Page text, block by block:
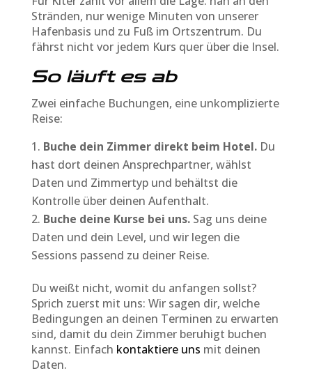
Stränden, nur wenige Minuten von unserer
Hafenbasis und zu Fuß im Ortszentrum. Du
fährst nicht vor jedem Kurs quer über die Insel.
So läuft es ab
Zwei einfache Buchungen, eine unkomplizierte
Reise:
Buche dein Zimmer direkt beim Hotel. Du
hast dort deinen Ansprechpartner, wählst
Daten und Zimmertyp und behältst die
Kontrolle über deinen Aufenthalt.
Buche deine Kurse bei uns. Sag uns deine
Daten und dein Level, und wir legen die
Sessions passend zu deiner Reise.
Du weißt nicht, womit du anfangen sollst?
Sprich zuerst mit uns: Wir sagen dir, welche
Bedingungen an deinen Terminen zu erwarten
sind, damit du dein Zimmer beruhigt buchen
kannst. Einfach kontaktiere uns mit deinen
Daten.